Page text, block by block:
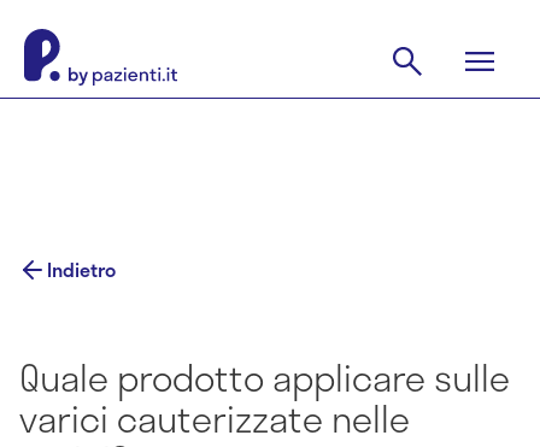
Indietro
Quale prodotto applicare sulle
varici cauterizzate nelle